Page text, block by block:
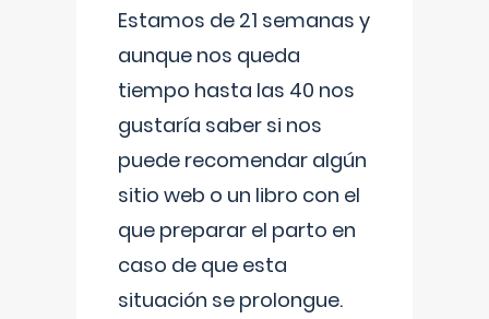
Estamos de 21 semanas y
aunque nos queda
tiempo hasta las 40 nos
gustaría saber si nos
puede recomendar algún
sitio web o un libro con el
que preparar el parto en
caso de que esta
situación se prolongue.